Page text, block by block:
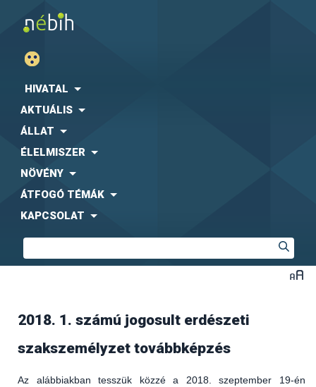
HIVATAL
AKTUÁLIS
ÁLLAT
ÉLELMISZER
NÖVÉNY
ÁTFOGÓ TÉMÁK
KAPCSOLAT
2018. 1. számú jogosult erdészeti
szakszemélyzet továbbképzés
Az alábbiakban tesszük közzé a 2018. szeptember 19-én